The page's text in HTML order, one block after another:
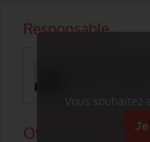
Vous souhaitez